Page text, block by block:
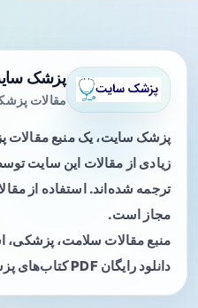
پزشک
مقالات
پزشک سایت، یک منبع
زیادی از مقالات این سایت
ترجمه شده‌اند. استفاده از
مجاز است.
منبع مقالات سلامت، پزشکی،
دانلود رایگان PDF کتاب‌های پزشکی.